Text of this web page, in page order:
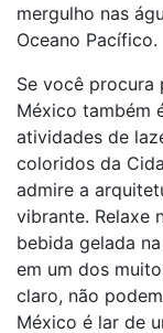
mergulho nas
Oceano Pacífico.
Se você procura
México também
atividades de
coloridos da
admire a
vibrante. Relaxe
bebida gelada
em um dos
claro, não
México é lar de